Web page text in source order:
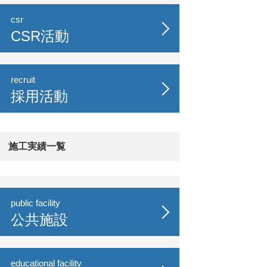
csr
CSR活動
recruit
採用活動
施工実績一覧
public facility
公共施設
educational facility